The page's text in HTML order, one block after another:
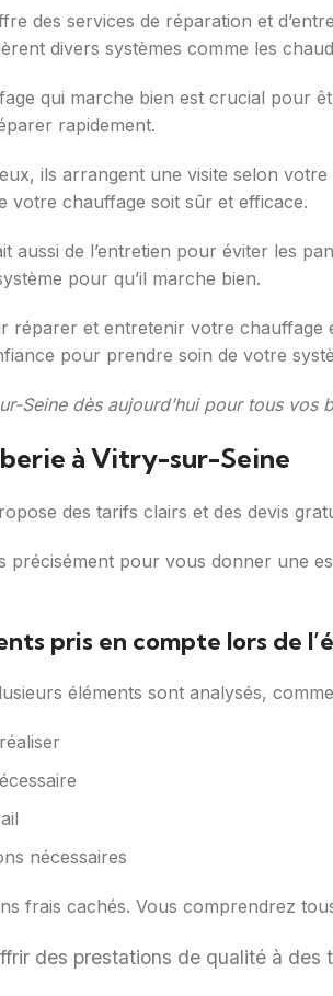
des services de réparation et
divers systèmes comme les
qui marche bien est crucial pour
rapidement.
ils arrangent une visite selon
votre chauffage soit sûr et efficace.
aussi de l’entretien pour éviter les
pour qu’il marche bien.
réparer et entretenir votre
pour prendre soin de votre
Seine dès aujourd’hui pour tous
à Vitry-sur-Seine
des tarifs clairs et des devis
précisément pour vous donner une
pris en compte lors de
éléments sont analysés,
nécessaires
frais cachés. Vous comprendrez
des prestations de qualité à